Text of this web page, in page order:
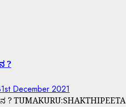
?
December 2021